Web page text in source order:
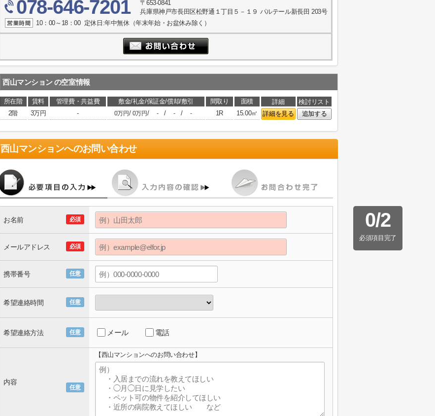
078-646-7201
〒653-0841
兵庫県神戸市長田区松野通１丁目５－１９ パルテール新長田 203号
10：00～18：00 定休日:年中無休（年末年始・お盆休み除く）
西山マンションの空室情報
所在階 賃料 管理費・共益費 敷金/礼金/保証金/償却/敷引 間取り 面積 詳細
検討リスト
2階
3万円 - 0万円/ 0万円/ - / - / - 1R 15.00㎡ 詳細を見る 追加する
西山マンションへのお問い合わせ
0/2
必須項目完了
必須
お名前
必須
メールアドレス
任意
携帯番号
任意
希望連絡時間
任意
希望連絡方法 メール 電話
任意
内容
【西山マンションへのお問い合わせ】